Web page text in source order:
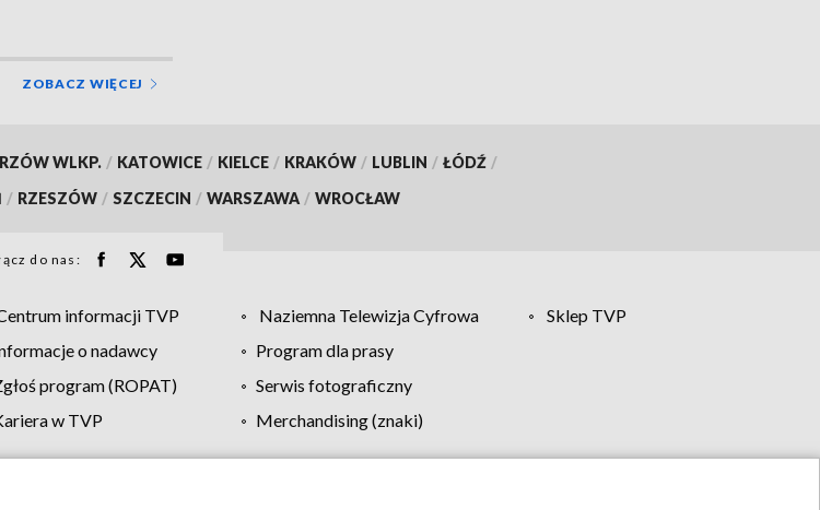
ZOBACZ WIĘCEJ
WLKP. / KATOWICE / KIELCE / KRAKÓW / LUBLIN / ŁÓDŹ /
/ RZESZÓW / SZCZECIN / WARSZAWA / WROCŁAW
do nas:
informacji TVP Naziemna Telewizja Cyfrowa
Sklep TVP
o nadawcy
Program dla prasy
program (ROPAT)
Serwis fotograficzny
w TVP
Merchandising (znaki)